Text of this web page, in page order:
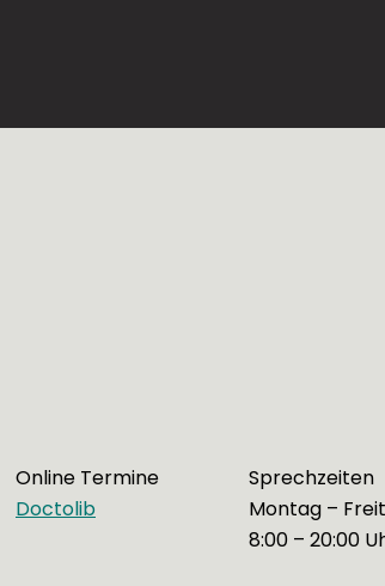
Online Termine
Doctolib
Sprechzeiten
Montag –
8:00 – 20:00